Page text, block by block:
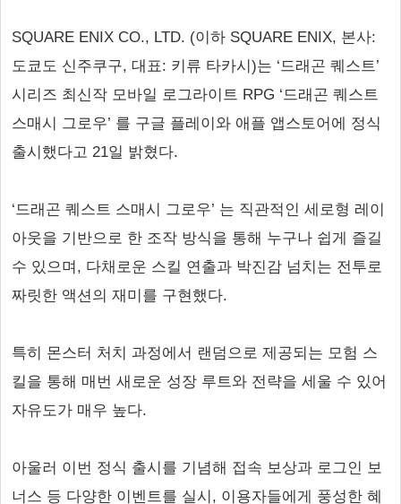
SQUARE ENIX CO., LTD. (이하 SQUARE ENIX, 본사:
도쿄도 신주쿠구, 대표: 키류 타카시)는 ‘드래곤 퀘스트’
시리즈 최신작 모바일 로그라이트 RPG ‘드래곤 퀘스트
스매시 그로우’ 를 구글 플레이와 애플 앱스토어에 정식
출시했다고 21일 밝혔다.
‘드래곤 퀘스트 스매시 그로우’ 는 직관적인 세로형 레이
아웃을 기반으로 한 조작 방식을 통해 누구나 쉽게 즐길
수 있으며, 다채로운 스킬 연출과 박진감 넘치는 전투로
짜릿한 액션의 재미를 구현했다.
특히 몬스터 처치 과정에서 랜덤으로 제공되는 모험 스
킬을 통해 매번 새로운 성장 루트와 전략을 세울 수 있어
자유도가 매우 높다.
아울러 이번 정식 출시를 기념해 접속 보상과 로그인 보
너스 등 다양한 이벤트를 실시, 이용자들에게 풍성한 혜